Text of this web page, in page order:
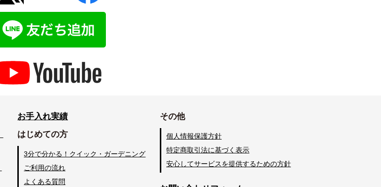
お手入れ実績
はじめての方
3分で分かる！クイック・ガーデニング
ご利用の流れ
よくある質問
その他
個人情報保護方針
特定商取引法に基づく表示
安心してサービスを提供するための方針